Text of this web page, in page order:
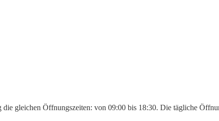
gleichen Öffnungszeiten: von 09:00 bis 18:30. Die tägliche